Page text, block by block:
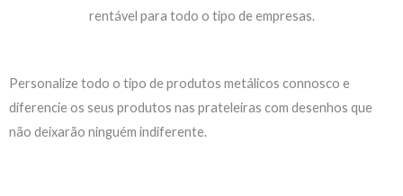
rentável para todo o tipo de empresas.
Personalize todo o tipo de produtos metálicos connosco e
diferencieos seus produtos nas prateleiras com desenhos que
não deixarão ninguém indiferente.